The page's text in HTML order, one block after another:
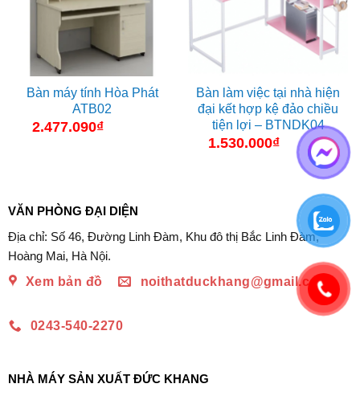
Bàn máy tính Hòa Phát
ATB02
2.477.090₫
Bàn làm việc tại nhà hiện
đại kết hợp kệ đảo chiều
tiện lợi – BTNDK04
1.530.000₫
VĂN PHÒNG ĐẠI DIỆN
Địa chỉ: Số 46, Đường Linh Đàm, Khu đô thị Bắc Linh Đàm,
Hoàng Mai, Hà Nội.
Xem bản đồ
noithatduckhang@gmail.com
0243-540-2270
NHÀ MÁY SẢN XUẤT ĐỨC KHANG